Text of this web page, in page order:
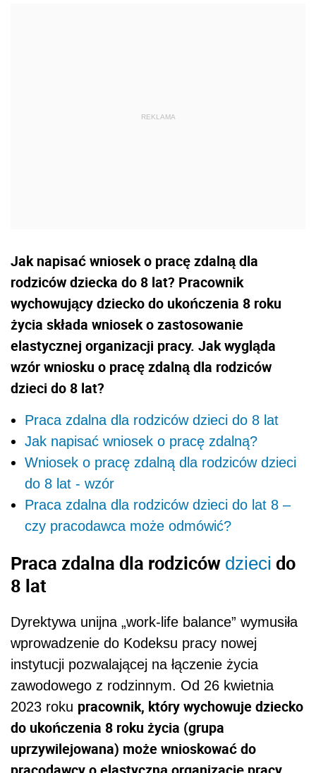
Jak napisać wniosek o pracę zdalną dla
rodziców dziecka do 8 lat? Pracownik
wychowujący dziecko do ukończenia 8 roku
życia składa wniosek o zastosowanie
elastycznej organizacji pracy. Jak wygląda
wzór wniosku o pracę zdalną dla rodziców
dzieci do 8 lat?
Praca zdalna dla rodziców dzieci do 8 lat
Jak napisać wniosek o pracę zdalną?
Wniosek o pracę zdalną dla rodziców dzieci
do 8 lat - wzór
Praca zdalna dla rodziców dzieci do lat 8 –
czy pracodawca może odmówić?
Praca zdalna dla rodziców dzieci do
8 lat
Dyrektywa unijna „work-life balance” wymusiła
wprowadzenie do Kodeksu pracy nowej
instytucji pozwalającej na łączenie życia
zawodowego z rodzinnym. Od 26 kwietnia
2023 roku pracownik, który wychowuje dziecko
do ukończenia 8 roku życia (grupa
uprzywilejowana) może wnioskować do